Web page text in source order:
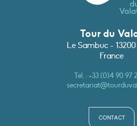
Tour du
Le Sambuc -
France
Tél. :+33 (0)4 90 97
CONTACT